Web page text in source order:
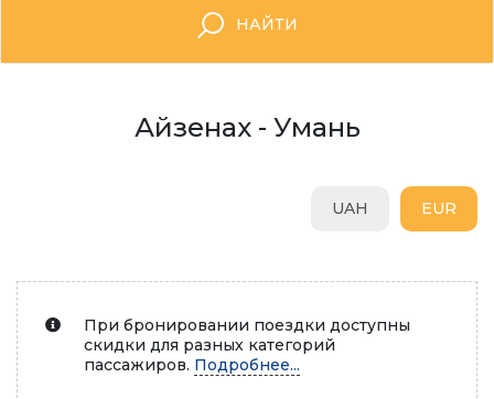
НАЙТИ
Айзенах - Умань
EUR
UAH
При бронировании поездки доступны
скидки для разных категорий
пассажиров. Подробнее...